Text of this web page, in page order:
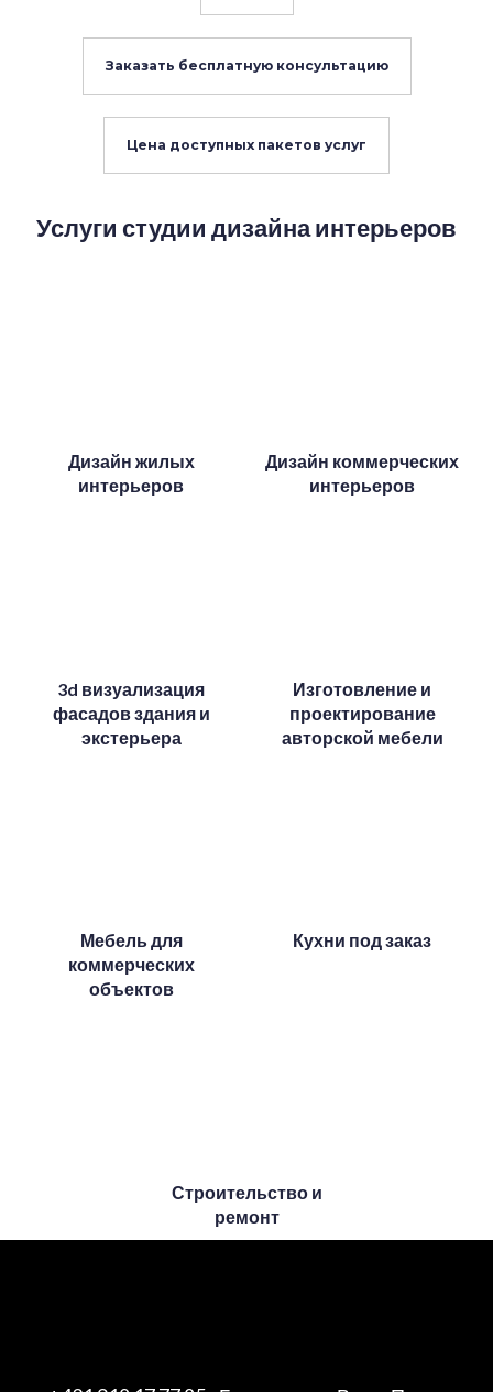
Заказать бесплатную консультацию
Цена доступных пакетов услуг
Услуги студии дизайна интерьеров
Дизайн жилых
интерьеров
Дизайн коммерческих
интерьеров
3d визуализация
фасадов здания и
экстерьера
Изготовление и
проектирование
авторской мебели
Мебель для
коммерческих
объектов
Кухни под заказ
Строительство и
ремонт